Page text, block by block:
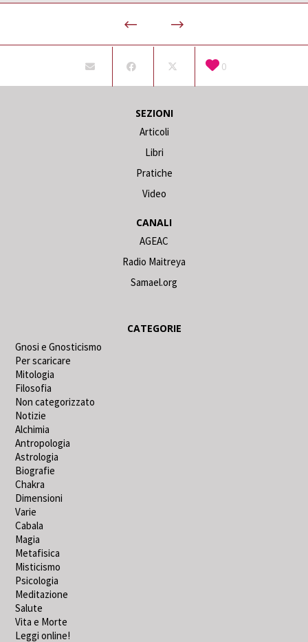
0
SEZIONI
Articoli
Libri
Pratiche
Video
CANALI
AGEAC
Radio Maitreya
Samael.org
CATEGORIE
Gnosi e Gnosticismo
Per scaricare
Mitologia
Filosofia
Non categorizzato
Notizie
Alchimia
Antropologia
Astrologia
Biografie
Chakra
Dimensioni
Varie
Cabala
Magia
Metafisica
Misticismo
Psicologia
Meditazione
Salute
Vita e Morte
Leggi online!